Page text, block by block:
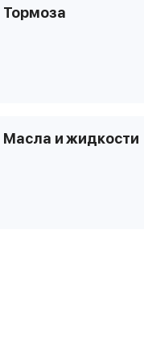
Тормоза
Масла и жидкости